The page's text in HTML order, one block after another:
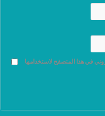
في هذا المتصفح لاستخدامها